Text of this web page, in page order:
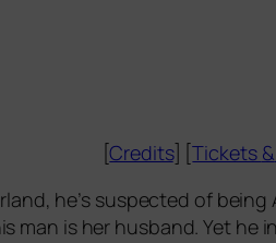
[Credits] [Tickets &
he’s suspec­ted of being
man is her hus­band. Yet he